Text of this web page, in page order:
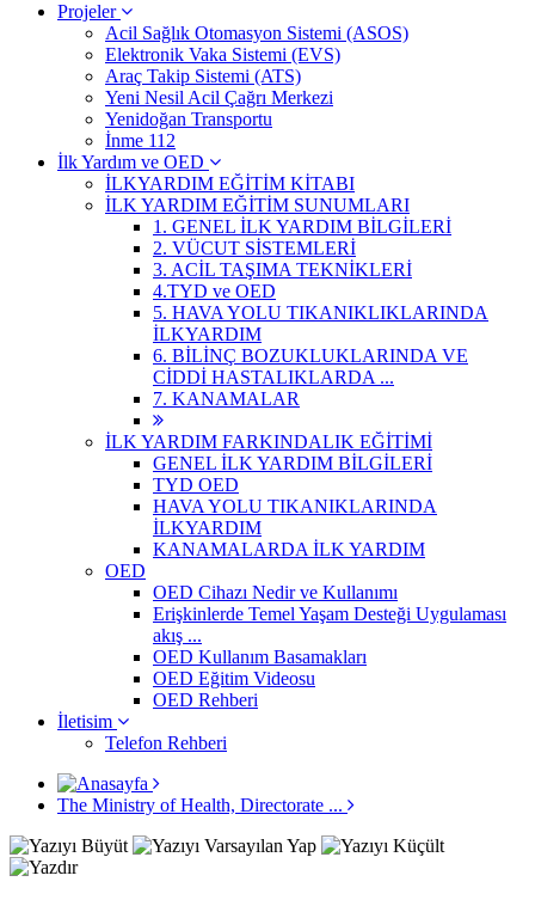
Projeler
Acil Sağlık Otomasyon Sistemi (ASOS)
Elektronik Vaka Sistemi (EVS)
Araç Takip Sistemi (ATS)
Yeni Nesil Acil Çağrı Merkezi
Yenidoğan Transportu
İnme 112
İlk Yardım ve OED
İLKYARDIM EĞİTİM KİTABI
İLK YARDIM EĞİTİM SUNUMLARI
1. GENEL İLK YARDIM BİLGİLERİ
2. VÜCUT SİSTEMLERİ
3. ACİL TAŞIMA TEKNİKLERİ
4.TYD ve OED
5. HAVA YOLU TIKANIKLIKLARINDA
İLKYARDIM
6. BİLİNÇ BOZUKLUKLARINDA VE
CİDDİ HASTALIKLARDA ...
7. KANAMALAR
İLK YARDIM FARKINDALIK EĞİTİMİ
GENEL İLK YARDIM BİLGİLERİ
TYD OED
HAVA YOLU TIKANIKLARINDA
İLKYARDIM
KANAMALARDA İLK YARDIM
OED
OED Cihazı Nedir ve Kullanımı
Erişkinlerde Temel Yaşam Desteği Uygulaması
akış ...
OED Kullanım Basamakları
OED Eğitim Videosu
OED Rehberi
İletisim
Telefon Rehberi
The Ministry of Health, Directorate ...